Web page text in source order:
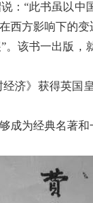
：“此书虽以
西方影响下的
该书一出版
济》获得英
为经典名著和